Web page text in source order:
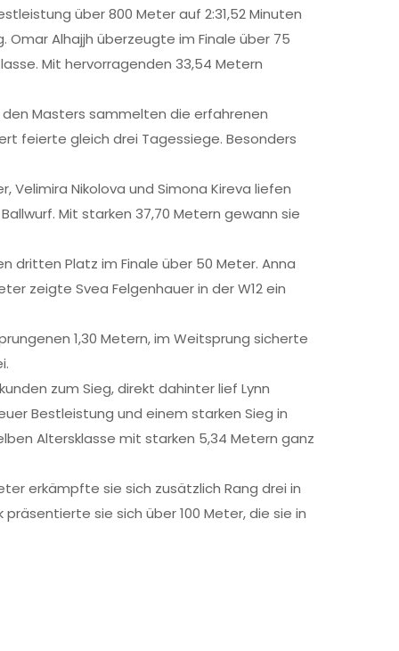
über 800 Meter auf 2:31,52 Minuten
Alhajjh überzeugte im Finale über 75
Mit hervorragenden 33,54 Metern
den Masters sammelten die erfahrenen
feierte gleich drei Tagessiege. Besonders
Velimira Nikolova und Simona Kireva liefen
Mit starken 37,70 Metern gewann sie
dritten Platz im Finale über 50 Meter. Anna
zeigte Svea Felgenhauer in der W12 ein
1,30 Metern, im Weitsprung sicherte
zum Sieg, direkt dahinter lief Lynn
Bestleistung und einem starken Sieg in
Altersklasse mit starken 5,34 Metern ganz
erkämpfte sie sich zusätzlich Rang drei in
sie sich über 100 Meter, die sie in